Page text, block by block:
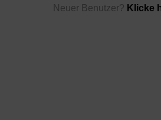
Neuer Benutzer? Klicke